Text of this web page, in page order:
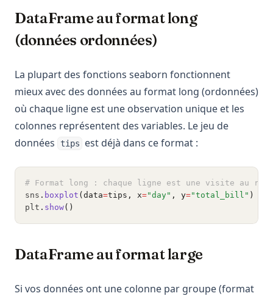
DataFrame au format long
(données ordonnées)
La plupart des fonctions seaborn fonctionnent
mieux avec des données au format long (ordonnées)
où chaque ligne est une observation unique et les
colonnes représentent des variables. Le jeu de
données
tips est déjà dans ce format :
# Format long : chaque ligne est une visite au
sns . boxplot (data=tips, x="day" , y="total_bill" )
plt . show()
DataFrame au format large
Si vos données ont une colonne par groupe (format